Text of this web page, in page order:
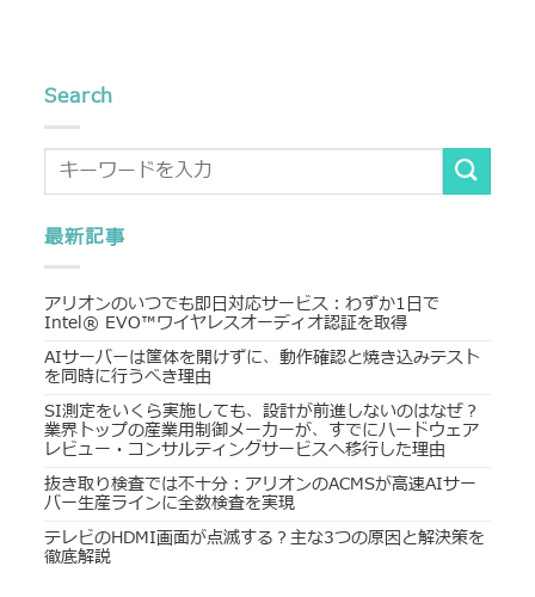
Search
最新記事
アリオンのいつでも即日対応サービス：わずか1日で
Intel® EVO™ワイヤレスオーディオ認証を取得
AIサーバーは筐体を開けずに、動作確認と焼き込みテスト
を同時に行うべき理由
SI測定をいくら実施しても、設計が前進しないのはなぜ？
業界トップの産業用制御メーカーが、すでにハードウェア
レビュー・コンサルティングサービスへ移行した理由
抜き取り検査では不十分：アリオンのACMSが高速AIサー
バー生産ラインに全数検査を実現
テレビのHDMI画面が点滅する？主な3つの原因と解決策を
徹底解説